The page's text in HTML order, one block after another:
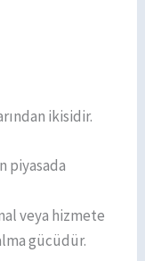
ikisidir.
piyasada
veya hizmete
gücüdür.